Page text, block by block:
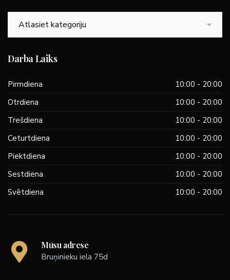
Darba Laiks
Pirmdiena
10:00 - 20:00
Otrdiena
10:00 - 20:00
Trešdiena
10:00 - 20:00
Ceturtdiena
10:00 - 20:00
Piektdiena
10:00 - 20:00
Sestdiena
10:00 - 20:00
Svētdiena
10:00 - 20:00
Mūsu adrese
Bruņinieku iela 75d